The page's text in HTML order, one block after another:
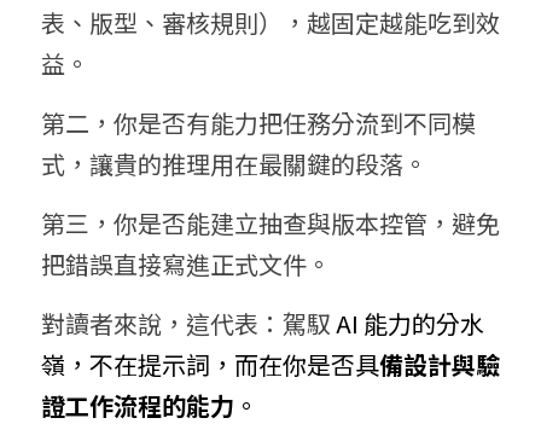
表、版型、審核規則），越固定越能吃到效
益。
第二，你是否有能力把任務分流到不同模
式，讓貴的推理用在最關鍵的段落。
第三，你是否能建立抽查與版本控管，避免
把錯誤直接寫進正式文件。
對讀者來說，這代表：駕馭 AI 能力的分水
嶺，不在提示詞，而在你是否具備設計與驗
證工作流程的能力 。